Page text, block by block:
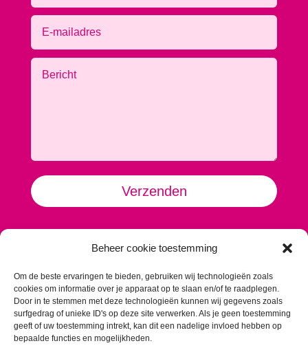
Beheer cookie toestemming
Om de beste ervaringen te bieden, gebruiken wij technologieën zoals
cookies om informatie over je apparaat op te slaan en/of te raadplegen.
Door in te stemmen met deze technologieën kunnen wij gegevens zoals
surfgedrag of unieke ID's op deze site verwerken. Als je geen toestemming
geeft of uw toestemming intrekt, kan dit een nadelige invloed hebben op
bepaalde functies en mogelijkheden.
Verzenden
Alternative:
Krommeweg 2
Contact:
Koen: 06 13 77 08 25
koen@textvast.nl
Romy: 06 10 57 13 58